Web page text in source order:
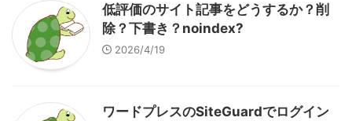
低評価のサイト記事をどうするか？削
除？下書き？noindex?
2026/4/19
ワードプレスのSiteGuardでログイン